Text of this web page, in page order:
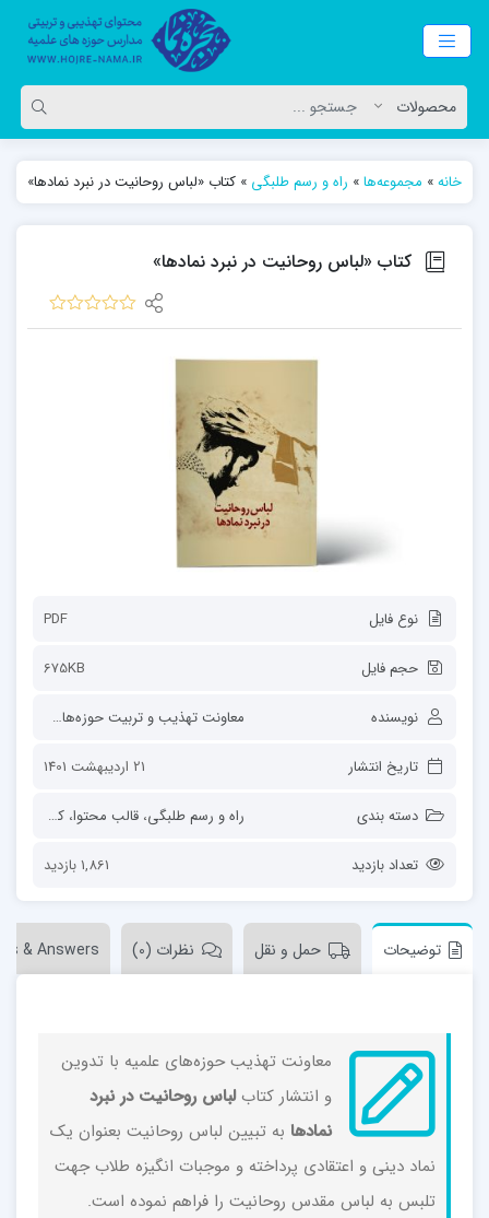
خانه» مجموعه‌ها» راه و رسم طلبگی » کتاب «لباس روحانیت در نبرد نمادها»
کتاب «لباس روحانیت در نبرد نمادها»
نوع فایل PDF
حجم فایل 675KB
نویسنده معاونت تهذیب و تربیت حوزه‌های علمیه
تاریخ انتشار 21 اردیبهشت 1401
دسته بندی راه و رسم طلبگی، قالب محتوا، کتاب
تعداد بازدید 1,861 بازدید
توضیحات حمل و نقل نظرات (0) & Answers
معاونت تهذیب حوزه‌­های علمیه با تدوین
و انتشار کتابلباس روحانیت در نبرد
نمادها به تبیین لباس روحانیت بعنوان یک
نماد دینی و اعتقادی پرداخته و موجبات انگیزه طلاب جهت
تلبس به لباس مقدس روحانیت را فراهم نموده است.